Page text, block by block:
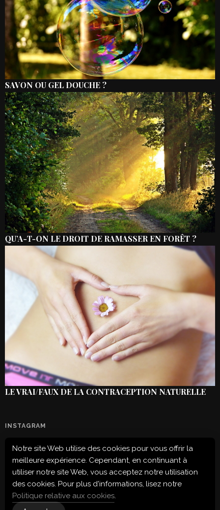
SAVON OU GEL DOUCHE ?
QU’A-T-ON LE DROIT DE RAMASSER EN FORÊT ?
LE VRAI/FAUX DE LA CONTRACEPTION NATURELLE
INSTAGRAM
Configuration error or no pictures...
Notre site Web utilise des cookies pour vous offrir la
meilleure expérience. Cependant, en continuant à
utiliser notre site Web, vous acceptez notre utilisation
des cookies. Pour plus d'informations, lisez notre
Politique relative aux cookies.